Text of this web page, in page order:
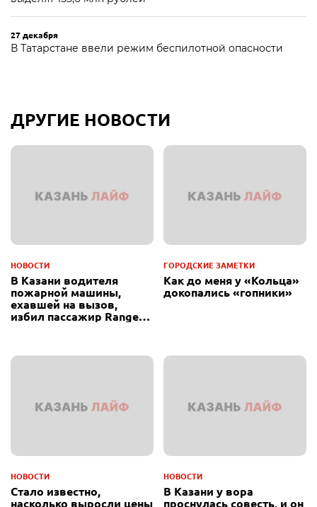
27 декабря
В Татарстане ввели режим беспилотной опасности
ДРУГИЕ НОВОСТИ
НОВОСТИ
В Казани водителя
пожарной машины,
ехавшей на вызов,
избил пассажир Range
ГОРОДСКИЕ ЗАМЕТКИ
Как до меня у «Кольца»
докопались «гопники»
НОВОСТИ
Стало известно,
насколько выросли цены
НОВОСТИ
В Казани у вора
проснулась совесть, и он